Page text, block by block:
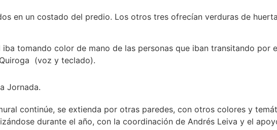
en un costado del predio. Los otros tres ofrecían verduras de
tomando color de mano de las personas que iban transitando por
(voz y teclado).
Jornada.
continúe, se extienda por otras paredes, con otros colores y
durante el año, con la coordinación de Andrés Leiva y el